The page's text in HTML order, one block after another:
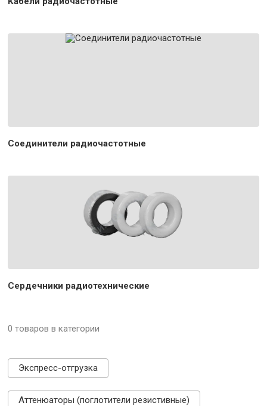
Соединители радиочастотные
Сердечники радиотехнические
0 товаров в категории
Экспресс-отгрузка
Аттенюаторы (поглотители резистивные)